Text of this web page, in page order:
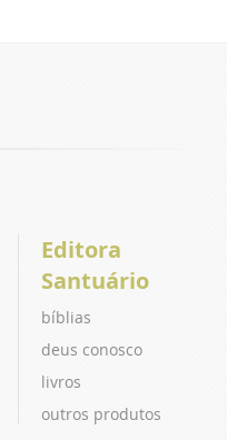
Editora
Santuário
bíblias
deus conosco
livros
outros produtos